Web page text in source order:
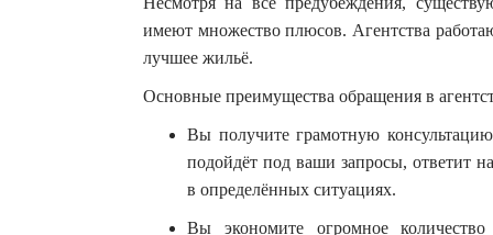
имеют множество плюсов. Агентства
лучшее жильё.
Основные преимущества обращения в
Вы получите грамотную
подойдёт под ваши запросы, ответит
в определённых ситуациях.
Вы экономите огромное